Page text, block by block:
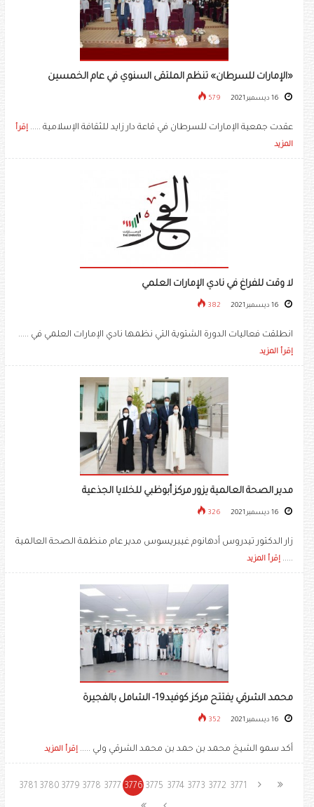
«الإمارات للسرطان» تنظم الملتقى السنوي في عام الخمسين
579
عقدت جمعية الإمارات للسرطان في قاعة دار زايد للثقافة الإسلامية ..... إقرأ
المزيد
لا وقت للفراغ في نادي الإمارات العلمي
382
انطلقت فعاليات الدورة الشتوية التي نظمها نادي الإمارات العلمي في .....
إقرأ المزيد
مدير الصحة العالمية يزور مركز أبوظبي للخلايا الجذعية
326
زار الدكتور تيدروس أدهانوم غيبريسوس مدير عام منظمة الصحة العالمية
..... إقرأ المزيد
محمد الشرقي يفتتح مركز كوفيد19- الشامل بالفجيرة
352
أكد سمو الشيخ محمد بن حمد بن محمد الشرقي ولي ..... إقرأ المزيد
3771
3772
3773
3774
3775
3776
3777
3778
3779
3780
3781